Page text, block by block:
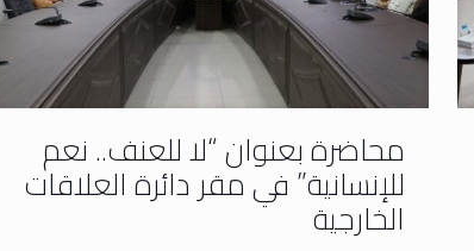
محاضرة بعنوان “لا للعنف.. نعم
للإنسانية” في مقر دائرة العلاقات
الخارجية